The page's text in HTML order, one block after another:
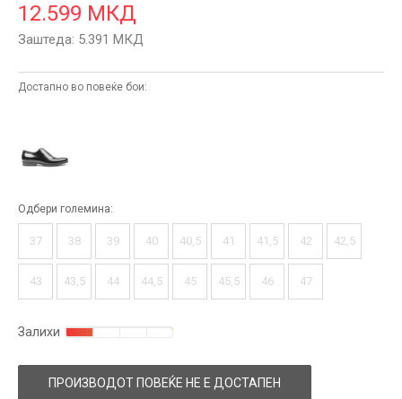
12.599 МКД
Заштеда: 5.391 МКД
Достапно во повеќе бои:
Одбери големина:
37 38 39 40 40,5 41 41,5 42 42,5
43 43,5 44 44,5 45 45,5 46 47
Залихи
ПРОИЗВОДОТ ПОВЕЌЕ НЕ Е ДОСТАПЕН